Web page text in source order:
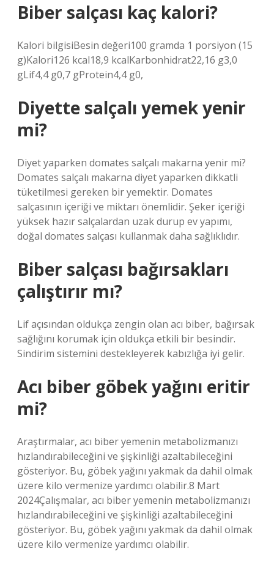
Biber salçası kaç kalori?
Kalori bilgisiBesin değeri100 gramda 1 porsiyon (15
g)Kalori126 kcal18,9 kcalKarbonhidrat22,16 g3,0
gLif4,4 g0,7 gProtein4,4 g0,
Diyette salçalı yemek yenir
mi?
Diyet yaparken domates salçalı makarna yenir mi?
Domates salçalı makarna diyet yaparken dikkatli
tüketilmesi gereken bir yemektir. Domates
salçasının içeriği ve miktarı önemlidir. Şeker içeriği
yüksek hazır salçalardan uzak durup ev yapımı,
doğal domates salçası kullanmak daha sağlıklıdır.
Biber salçası bağırsakları
çalıştırır mı?
Lif açısından oldukça zengin olan acı biber, bağırsak
sağlığını korumak için oldukça etkili bir besindir.
Sindirim sistemini destekleyerek kabızlığa iyi gelir.
Acı biber göbek yağını eritir
mi?
Araştırmalar, acı biber yemenin metabolizmanızı
hızlandırabileceğini ve şişkinliği azaltabileceğini
gösteriyor. Bu, göbek yağını yakmak da dahil olmak
üzere kilo vermenize yardımcı olabilir.8 Mart
2024Çalışmalar, acı biber yemenin metabolizmanızı
hızlandırabileceğini ve şişkinliği azaltabileceğini
gösteriyor. Bu, göbek yağını yakmak da dahil olmak
üzere kilo vermenize yardımcı olabilir.